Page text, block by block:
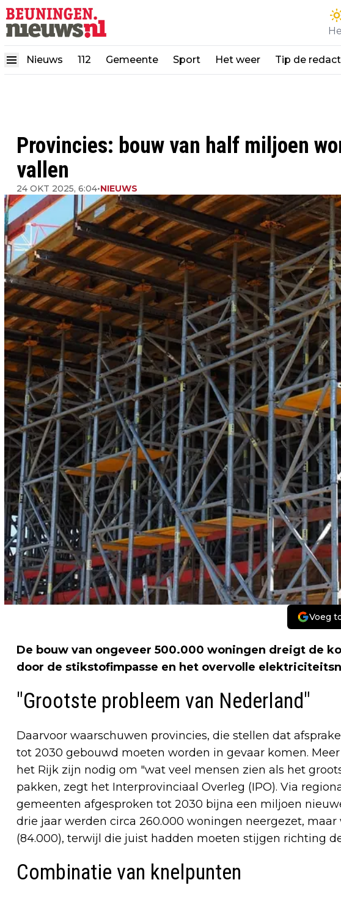
Nieuws 112 Gemeente Sport Het weer Tip de
Provincies: bouw van half miljoen
vallen
24 OKT 2025, 6:04•NIEUWS
Voeg
De bouw van ongeveer 500.000 woningen dreigt de
door de stikstofimpasse en het overvolle
"Grootste probleem van Nederland"
Daarvoor waarschuwen provincies, die stellen dat
tot 2030 gebouwd moeten worden in gevaar komen.
het Rijk zijn nodig om "wat veel mensen zien als het
pakken, zegt het Interprovinciaal Overleg (IPO). Via
gemeenten afgesproken tot 2030 bijna een miljoen
drie jaar werden circa 260.000 woningen neergezet,
(84.000), terwijl die juist hadden moeten stijgen richting
Combinatie van knelpunten